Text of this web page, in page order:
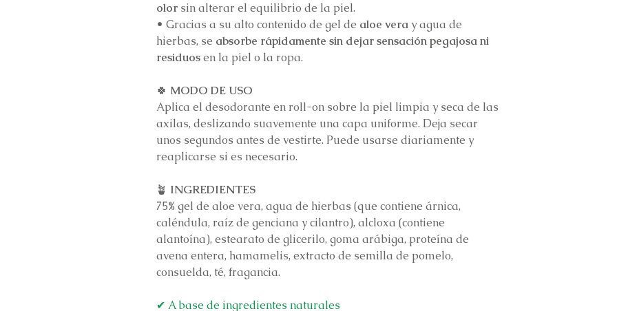
olor sin alterar el equilibrio de la piel.
• Gracias a su alto contenido de gel de aloe veray agua de
hierbas, se absorbe rápidamente sin dejar sensación pegajosa ni
residuosen la piel o la ropa.
🍀 MODO DE USO
Aplica el desodorante en roll-on sobre la piel limpia y seca de las
axilas, deslizando suavemente una capa uniforme. Deja secar
unos segundos antes de vestirte. Puede usarse diariamente y
reaplicarse si es necesario.
🪴 INGREDIENTES
75% gel de aloe vera, agua de hierbas (que contiene árnica,
caléndula, raíz de genciana y cilantro), alcloxa (contiene
alantoína), estearato de glicerilo, goma arábiga, proteína de
avena entera, hamamelis, extracto de semilla de pomelo,
consuelda, té, fragancia.
✔ A base de ingredientes naturales